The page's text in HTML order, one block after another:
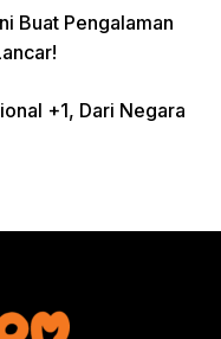
Buat Pengalaman
+1, Dari Negara